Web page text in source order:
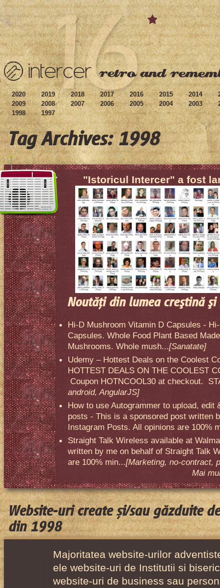
2020 2019 2018 2017 2016 2015 2014
2009
2008 2007 2006 2005 2004 2003
1998
1997
Tag Archives: 1998
"Istoricul Intercer" a fost
Noutăţi din lumea creştină
Hi-D Mushroom Vitamin D Capsules -
Capsules. Whole Food Plant Based
Mushrooms. Whole mush...[Sanatate]
Udemy – Hottest Deals on the Coolest
HOTTEST DEALS ON THE COOLEST
Coupon HOTNCOOL30 at checkout.
android, AngularJS]
How to use Autogrammer to upload, edit
posts - This is a sponsored post written
Instagram Posts. All opinions are 100%
Straight Talk Wireless available at
written by me on behalf of Straight Talk
are 100% min...[Marketing, no-contract,
Mai
Website-uri create și/sau găzduite
din 1998
Majoritatea website-urilor
ele website-uri de Institutii si
website-uri de business sau